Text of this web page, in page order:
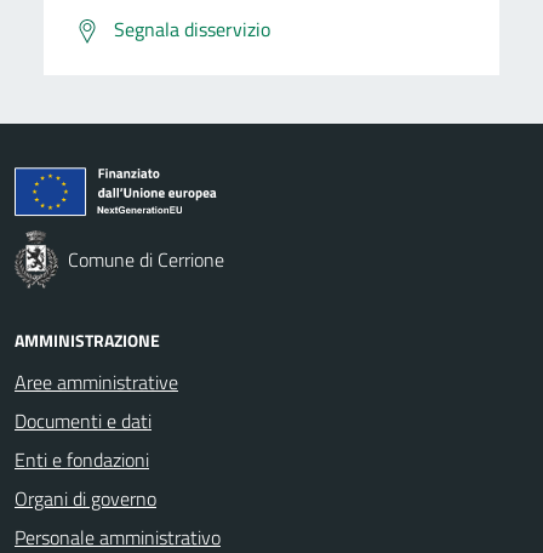
Segnala disservizio
Comune di Cerrione
AMMINISTRAZIONE
Aree amministrative
Documenti e dati
Enti e fondazioni
Organi di governo
Personale amministrativo